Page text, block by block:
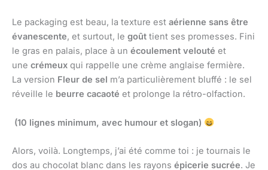
Le packaging est beau, la texture est aérienne sans être
évanescente, et surtout, le goût tient ses promesses. Fini
le gras en palais, place à un écoulement velouté et
une crémeux qui rappelle une crème anglaise fermière.
La version Fleur de sel m’a particulièrement bluffé : le sel
réveille le beurre cacaoté et prolonge la rétro-olfaction.
(10 lignes minimum, avec humour et slogan)
Alors, voilà. Longtemps, j’ai été comme toi : je tournais le
dos au chocolat blanc dans les rayons épicerie sucrée. Je